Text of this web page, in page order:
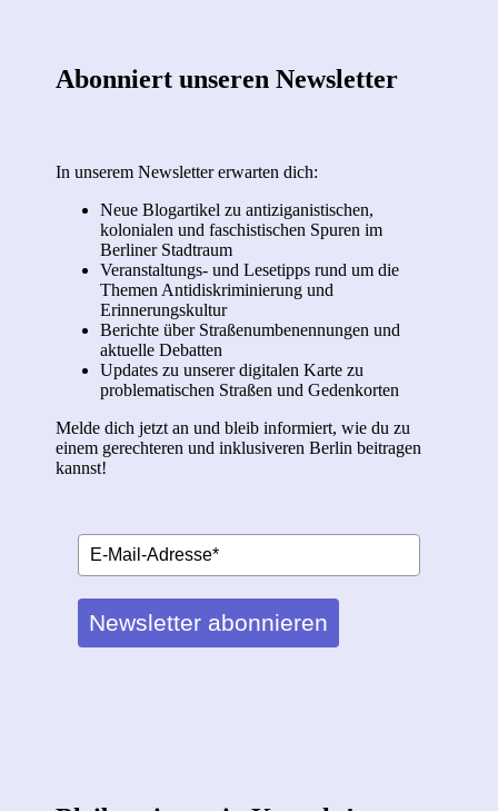
Abonniert unseren Newsletter
In unserem Newsletter erwarten dich:
Neue Blogartikel zu antiziganistischen,
kolonialen und faschistischen Spuren im
Berliner Stadtraum
Veranstaltungs- und Lesetipps rund um die
Themen Antidiskriminierung und
Erinnerungskultur
Berichte über Straßenumbenennungen und
aktuelle Debatten
Updates zu unserer digitalen Karte zu
problematischen Straßen und Gedenkorten
Melde dich jetzt an und bleib informiert, wie du zu
einem gerechteren und inklusiveren Berlin beitragen
kannst!
Newsletter abonnieren